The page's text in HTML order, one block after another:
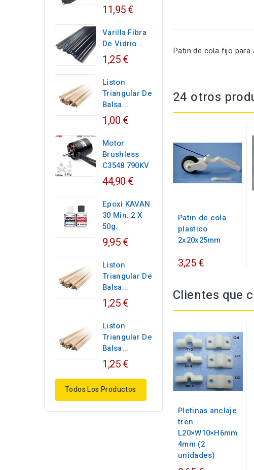
11,95 €
Varilla Fibra
De Vidrio...
1,25 €
Liston
Triangular De
Balsa...
1,00 €
Motor
Brushless
C3548 790KV
44,90 €
Epoxi KAVAN
30 Min. 2 X
50g.
9,95 €
Liston
Triangular De
Balsa...
1,25 €
Liston
Triangular De
Balsa...
1,25 €
Todos Los Productos
Patin de cola fijo para
24 otros
Patin de cola
plastico
2x20x25mm
3,25 €
Clientes que
Pletinas anclaje
tren
L20×W10×H6mm
4mm (2
unidades)